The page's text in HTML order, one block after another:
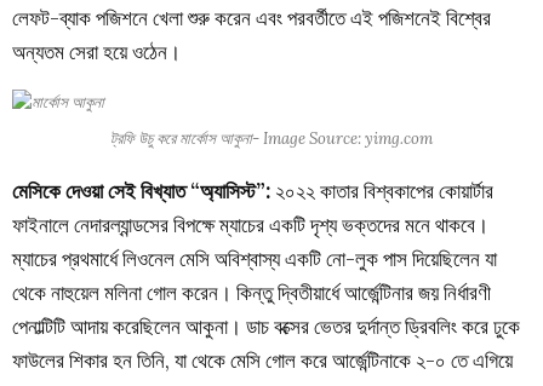
লেফট-ব্যাক পজিশনে খেলা শুরু করেন এবং পরবর্তীতে এই পজিশনেই বিশ্বের
অন্যতম সেরা হয়ে ওঠেন।
ট্রফি উচু করে মার্কোস আকুনা- Image Source: yimg.com
মেসিকে দেওয়া সেই বিখ্যাত “অ্যাসিস্ট”: ২০২২ কাতার বিশ্বকাপের কোয়ার্টার
ফাইনালে নেদারল্যান্ডসের বিপক্ষে ম্যাচের একটি দৃশ্য ভক্তদের মনে থাকবে।
ম্যাচের প্রথমার্ধে লিওনেল মেসি অবিশ্বাস্য একটি নো-লুক পাস দিয়েছিলেন যা
থেকে নাহুয়েল মলিনা গোল করেন। কিন্তু দ্বিতীয়ার্ধে আর্জেন্টিনার জয় নির্ধারণী
পেনাল্টিটি আদায় করেছিলেন আকুনা। ডাচ বক্সের ভেতর দুর্দান্ত ড্রিবলিং করে ঢুকে
ফাউলের শিকার হন তিনি, যা থেকে মেসি গোল করে আর্জেন্টিনাকে ২-০ তে এগিয়ে